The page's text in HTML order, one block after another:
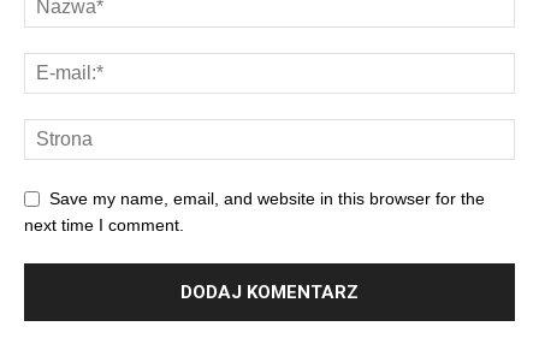
Save my name, email, and website in this browser for the
next time I comment.